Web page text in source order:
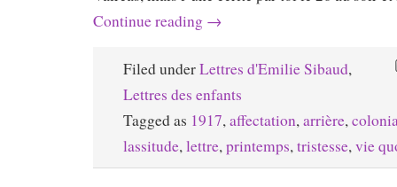
Continue reading →
Filed underLettres d'Emilie Sibaud,
Lettres des enfants
Tagged as 1917,affectation,arrière,
lassitude,lettre,printemps,tristesse,vie